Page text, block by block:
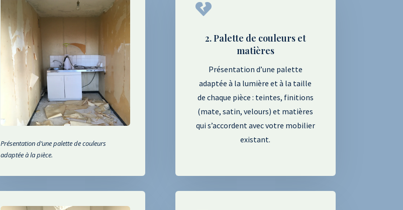
Présentation d’une palette de couleurs
adaptée à la pièce.

2. Palette de couleurs et
matières
Présentation d’une palette
adaptée à la lumière et à la taille
de chaque pièce : teintes, finitions
(mate, satin, velours) et matières
qui s’accordent avec votre mobilier
existant.